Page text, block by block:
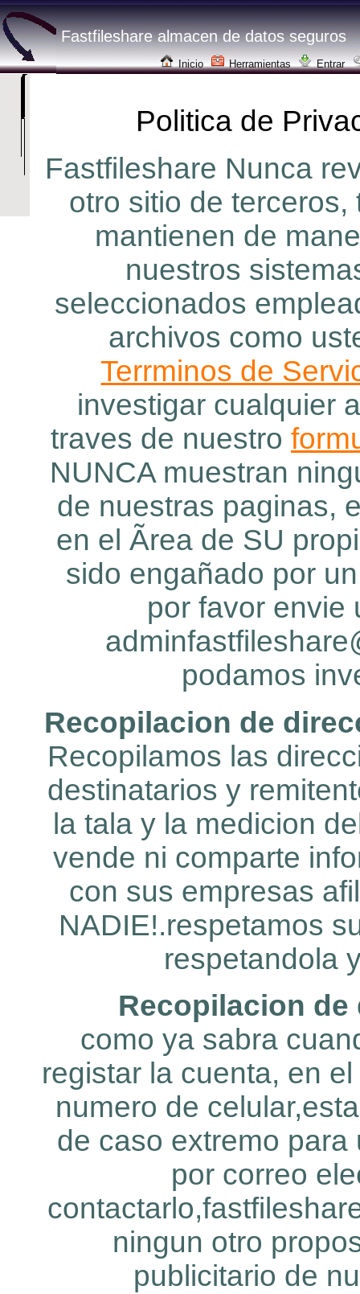
Inicio Herramientas Entrar
Fastfileshare almacen de datos seguros
Politica de
Fastfileshare Nunca
otro sitio de
mantienen de
nuestros
seleccionados
archivos como
Terrminos de
investigar cualquier
traves de nuestro
NUNCA muestran
de nuestras paginas,
en el Ãrea de SU
sido engañado por
por favor envie
podamos
Recopilacion de
Recopilamos las
destinatarios y
la tala y la medicion
vende ni comparte
con sus empresas
NADIE!.respetamos
respetandola
Recopilacion
como ya sabra
registar la cuenta, en
numero de
de caso extremo
por correo
ningun otro
publicitario de